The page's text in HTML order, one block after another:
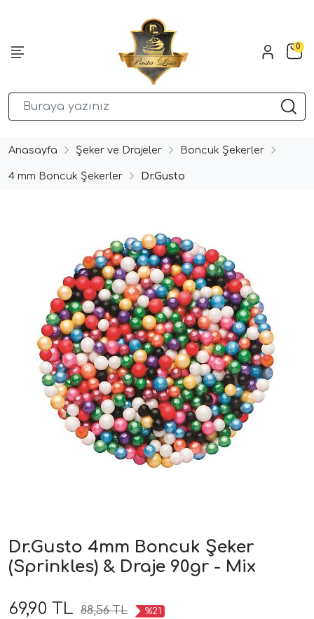
0
Anasayfa Şeker ve Drajeler Boncuk Şekerler
4 mm Boncuk Şekerler Dr.Gusto
Dr.Gusto 4mm Boncuk Şeker
(Sprinkles) & Draje 90gr - Mix
69,90 TL 88,56 TL %21